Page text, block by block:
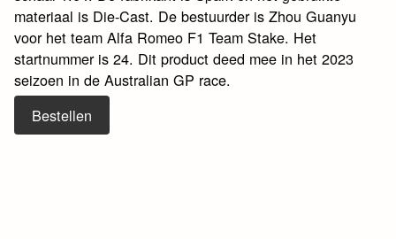
materiaal is Die-Cast. De bestuurder is Zhou Guanyu
voor het team Alfa Romeo F1 Team Stake. Het
startnummer is 24. Dit product deed mee in het 2023
seizoen in de Australian GP race.
Bestellen